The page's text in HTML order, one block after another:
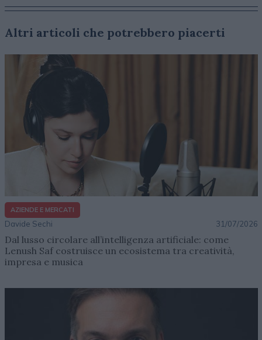
Altri articoli che potrebbero piacerti
AZIENDE E MERCATI
Davide Sechi 31/07/2026
Dal lusso circolare all’intelligenza artificiale: come
Lenush Saf costruisce un ecosistema tra creatività,
impresa e musica